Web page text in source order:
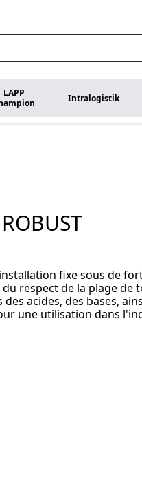
LAPP
Intralogistik
fixe sous de
respect de la plage
acides, des bases,
une utilisation dans